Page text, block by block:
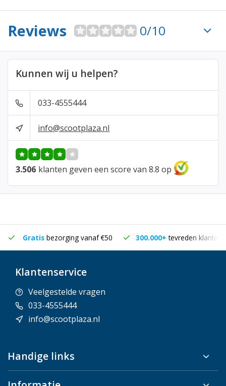
Reviews 0/10
Kunnen wij u helpen?
033-4555444
info@scootplaza.nl
3.506 klanten geven een score van 8.8 op
Gratis bezorging vanaf €50 300.000+tevreden klanten
Klantenservice
Veelgestelde vragen
033-4555444
info@scootplaza.nl
Handige links